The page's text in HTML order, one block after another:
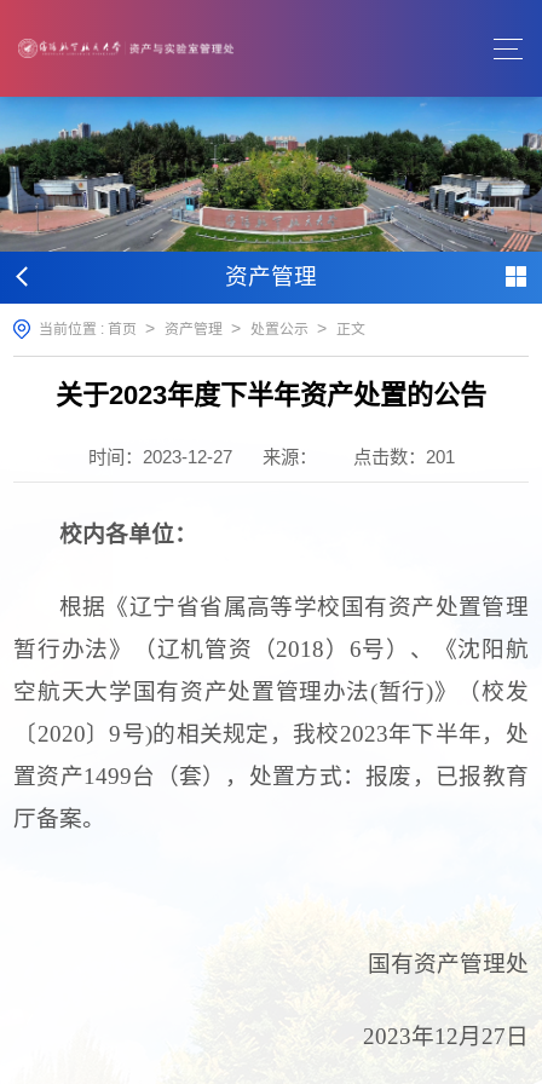
资产管理
当前位置 : 首页 > 资产管理 > 处置公示 > 正文
关于2023年度下半年资产处置的公告
时间：2023-12-27 来源： 点击数： 201
校内各单位：
根据《辽宁省省属高等学校国有资产处置管理
暂行办法》（辽机管资（2018）6号）、《沈阳航
空航天大学国有资产处置管理办法(暂行)》（校发
〔2020〕9号)的相关规定，我校2023年下半年，处
置资产1499台（套），处置方式：报废，已报教育
厅备案。
国有资产管理处
2023年12月27日